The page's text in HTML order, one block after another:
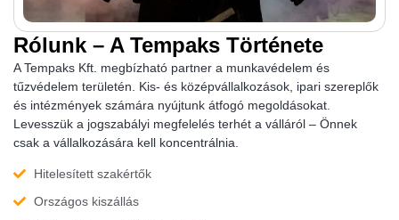
Rólunk – A Tempaks Története
A Tempaks Kft. megbízható partner a munkavédelem és
tűzvédelem területén. Kis- és középvállalkozások, ipari szereplők
és intézmények számára nyújtunk átfogó megoldásokat.
Levesszük a jogszabályi megfelelés terhét a válláról – Önnek
csak a vállalkozására kell koncentrálnia.
Hitelesített szakértők
Országos kiszállás